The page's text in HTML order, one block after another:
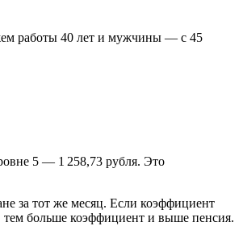
работы 40 лет и мужчины — с 45
5 — 1 258,73 рубля. Это
за тот же месяц. Если коэффициент
тем больше коэффициент и выше пенсия.